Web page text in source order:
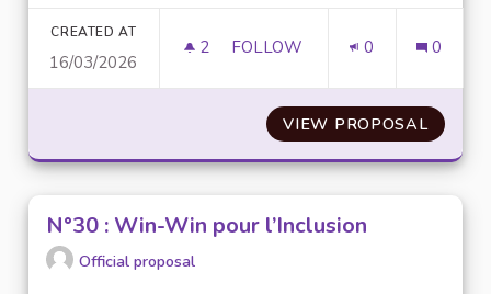
CREATED AT
16/03/2026
2 2 FOLLOWERS
FOLLOW 0 0
VIEW PROPOSALN°29 :
N°30 : Win-Win pour l’Inclusion
Official proposal